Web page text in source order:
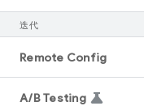
迭代
Remote Config
A/B Testing